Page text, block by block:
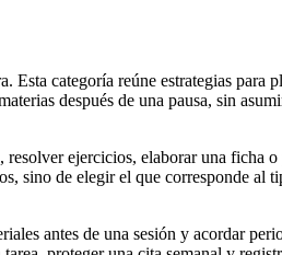
categoría reúne estrategias para
después de una pausa, sin
ejercicios, elaborar una ficha
sino de elegir el que corresponde al
antes de una sesión y acordar